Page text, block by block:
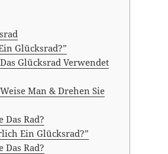
Glücksrad?”
Glücksrad Verwendet
Man & Drehen Sie
Das Rad?
Ein Glücksrad?”
Das Rad?